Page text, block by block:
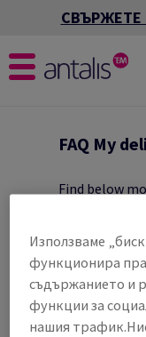
СВЪРЖЕТЕ
FAQ My
Find below
WHEN WILL
Използваме
функционира
съдържанието и
функции за
нашия